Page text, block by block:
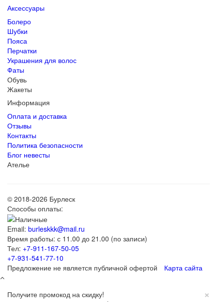
Аксессуары
Болеро
Шубки
Пояса
Перчатки
Украшения для волос
Фаты
Обувь
Жакеты
Информация
Оплата и доставка
Отзывы
Контакты
Политика безопасности
Блог невесты
Ателье
© 2018-2026 Бурлеск
Способы оплаты:
Email: burleskkk@mail.ru
Время работы: с 11.00 до 21.00 (по записи)
Тел: +7-911-167-50-05
+7-931-541-77-10
Предложение не является публичной офертой
Карта сайта
×
Получите промокод на скидку!